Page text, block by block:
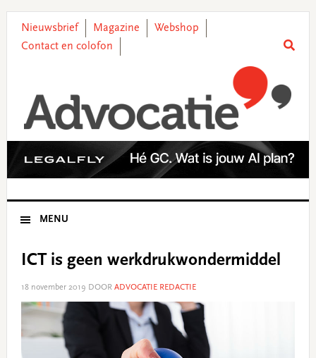
primary
main
primary
footer
Nieuwsbrief Magazine
Webshop
Contact en colofon
MENU
ICT is geen werkdrukwondermiddel
18 november 2019 DOOR ADVOCATIE REDACTIE